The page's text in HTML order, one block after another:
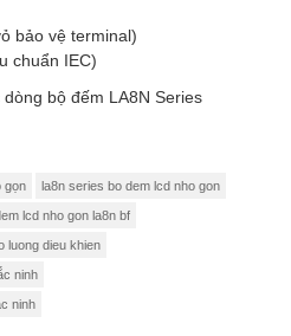
bảo vệ terminal)
chuẩn IEC)
dòng bộ đếm LA8N Series
gọn la8n series bo dem lcd nho gon
lcd nho gon la8n bf
luong dieu khien
ninh
ninh